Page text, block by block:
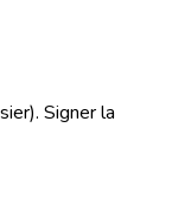
Signer la